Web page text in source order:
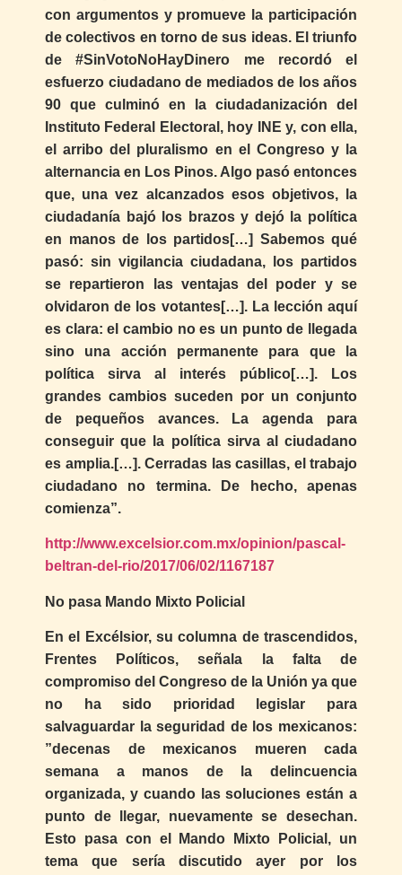
con argumentos y promueve la participación
de colectivos en torno de sus ideas. El triunfo
de #SinVotoNoHayDinero me recordó el
esfuerzo ciudadano de mediados de los años
90 que culminó en la ciudadanización del
Instituto Federal Electoral, hoy INE y, con ella,
el arribo del pluralismo en el Congreso y la
alternancia en Los Pinos. Algo pasó entonces
que, una vez alcanzados esos objetivos, la
ciudadanía bajó los brazos y dejó la política
en manos de los partidos[…] Sabemos qué
pasó: sin vigilancia ciudadana, los partidos
se repartieron las ventajas del poder y se
olvidaron de los votantes[…]. La lección aquí
es clara: el cambio no es un punto de llegada
sino una acción permanente para que la
política sirva al interés público[…]. Los
grandes cambios suceden por un conjunto
de pequeños avances. La agenda para
conseguir que la política sirva al ciudadano
es amplia.[…]. Cerradas las casillas, el trabajo
ciudadano no termina. De hecho, apenas
comienza”.
http://www.excelsior.com.mx/opinion/pascal-
beltran-del-rio/2017/06/02/1167187
No pasa Mando Mixto Policial
En el Excélsior, su columna de trascendidos,
Frentes Políticos, señala la falta de
compromiso del Congreso de la Unión ya que
no ha sido prioridad legislar para
salvaguardar la seguridad de los mexicanos:
”decenas de mexicanos mueren cada
semana a manos de la delincuencia
organizada, y cuando las soluciones están a
punto de llegar, nuevamente se desechan.
Esto pasa con el Mando Mixto Policial, un
tema que sería discutido ayer por los